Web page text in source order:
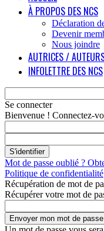
À PROPOS DES NCS
Déclaration
Devenir
Nous joindre
AUTRICES /
INFOLETTRE DES NCS
Se connecter
Bienvenue ! Connectez-
Mot de passe oublié ?
Politique de confidentialité
Récupération de mot de
Récupérer votre mot de